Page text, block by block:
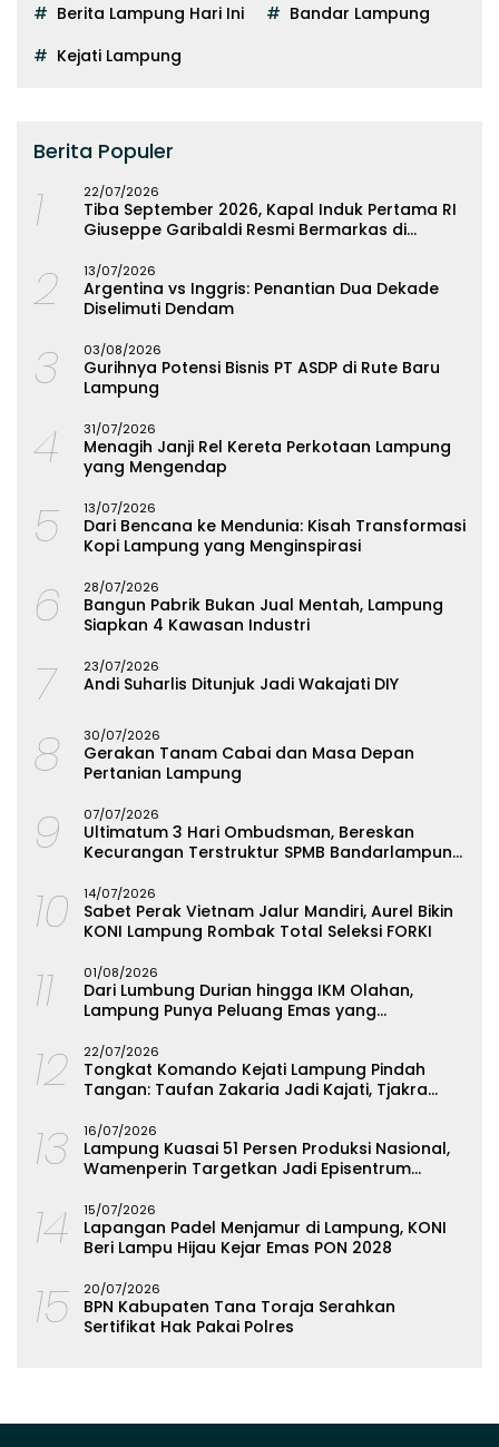
Berita Lampung Hari Ini
Bandar Lampung
Kejati Lampung
Berita Populer
1 22/07/2026
Tiba September 2026, Kapal Induk Pertama RI
Giuseppe Garibaldi Resmi Bermarkas di
2 13/07/2026
Argentina vs Inggris: Penantian Dua Dekade
Diselimuti Dendam
3 03/08/2026
Gurihnya Potensi Bisnis PT ASDP di Rute Baru
Lampung
4 31/07/2026
Menagih Janji Rel Kereta Perkotaan Lampung
yang Mengendap
5 13/07/2026
Dari Bencana ke Mendunia: Kisah Transformasi
Kopi Lampung yang Menginspirasi
6 28/07/2026
Bangun Pabrik Bukan Jual Mentah, Lampung
Siapkan 4 Kawasan Industri
7 23/07/2026
Andi Suharlis Ditunjuk Jadi Wakajati DIY
8 30/07/2026
Gerakan Tanam Cabai dan Masa Depan
Pertanian Lampung
9 07/07/2026
Ultimatum 3 Hari Ombudsman, Bereskan
Kecurangan Terstruktur SPMB Bandarlampung
10 14/07/2026
Sabet Perak Vietnam Jalur Mandiri, Aurel Bikin
KONI Lampung Rombak Total Seleksi FORKI
11 01/08/2026
Dari Lumbung Durian hingga IKM Olahan,
Lampung Punya Peluang Emas yang
12 22/07/2026
Tongkat Komando Kejati Lampung Pindah
Tangan: Taufan Zakaria Jadi Kajati, Tjakra
13 16/07/2026
Lampung Kuasai 51 Persen Produksi Nasional,
Wamenperin Targetkan Jadi Episentrum
14 15/07/2026
Lapangan Padel Menjamur di Lampung, KONI
Beri Lampu Hijau Kejar Emas PON 2028
15 20/07/2026
BPN Kabupaten Tana Toraja Serahkan
Sertifikat Hak Pakai Polres